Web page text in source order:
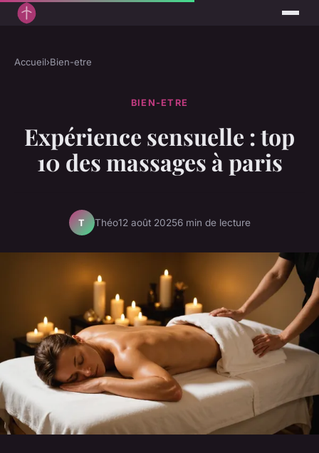
Accueil›Bien-etre
BIEN-ETRE
Expérience sensuelle : top
10 des massages à paris
T Théo12 août 20256 min de lecture